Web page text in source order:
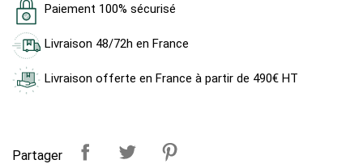
Paiement 100% sécurisé
Livraison 48/72h en France
Livraison offerte en France à partir de 490€ HT
Partager